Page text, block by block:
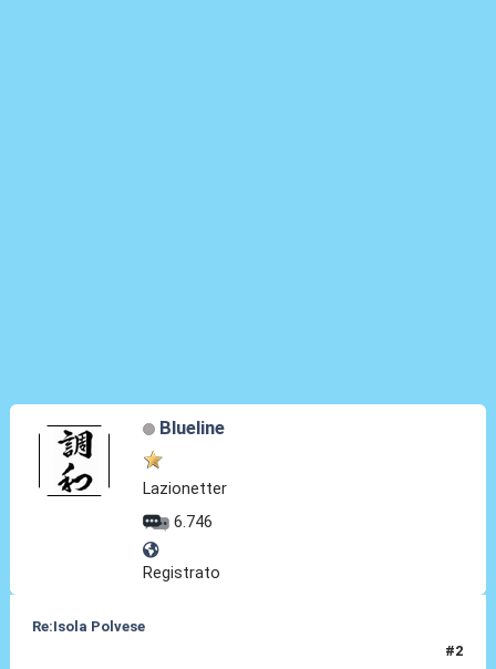
Blueline
Lazionetter
6.746
Registrato
Re:Isola Polvese
#2